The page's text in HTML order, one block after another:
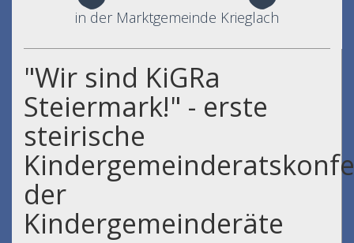
in der Marktgemeinde Krieglach
"Wir sind KiGRa
Steiermark!" - erste
steirische
der
Kindergemeinderäte